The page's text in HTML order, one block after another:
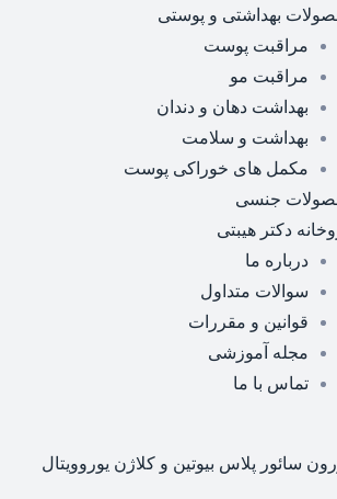
بهداشتی و پوستی
مراقبت پوست
مراقبت مو
بهداشت دهان و دندان
بهداشت و سلامت
مکمل های خوراکی پوست
جنسی
دکتر هیبتی
درباره ما
سوالات متداول
قوانین و مقررات
مجله آموزشی
تماس با ما
سائور پلاس بیوتین و کلاژن یوروویتال